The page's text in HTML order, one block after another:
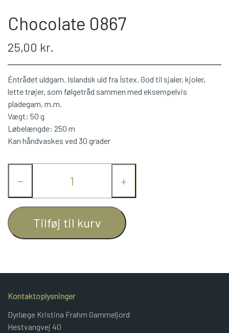
1 CLASS
EINBAND
JUNIOR BOMULD
KNITPRO
OPSKRIFTER
Chocolate 0867
25,00 kr.
Éntrådet uldgarn. Islandsk uld fra Ístex. God til sjaler, kjoler,
lette trøjer, som følgetråd sammen med eksempelvis
pladegarn, m.m.
Vægt: 50 g
Løbelængde: 250 m
Kan håndvaskes ved 30 grader
− +
Tilføj til kurv
Kontaktoplysninger
Dyrlæge Kristina Frahm Gammeljord
Hestvangvej 40